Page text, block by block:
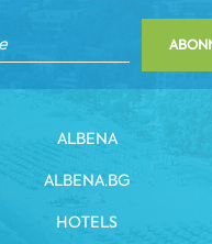
ALBENA
ALBENA.BG
HOTELS